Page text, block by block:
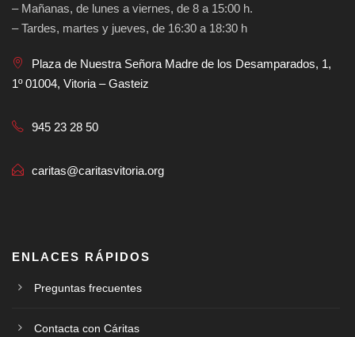
– Mañanas, de lunes a viernes, de 8 a 15:00 h.
– Tardes, martes y jueves, de 16:30 a 18:30 h
Plaza de Nuestra Señora Madre de los Desamparados, 1,
1º 01004, Vitoria – Gasteiz
945 23 28 50
caritas@caritasvitoria.org
ENLACES RÁPIDOS
Preguntas frecuentes
Contacta con Cáritas